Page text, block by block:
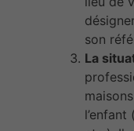
son
La
l’enfant